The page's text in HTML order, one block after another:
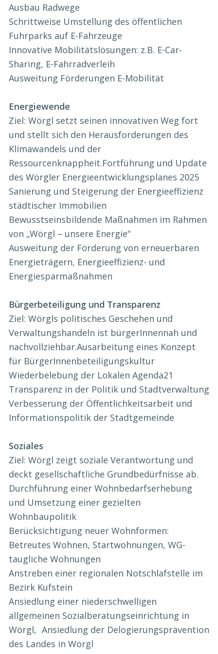
Ausbau Radwege
Schrittweise Umstellung des öffentlichen
Fuhrparks auf E-Fahrzeuge
Innovative Mobilitätslösungen: z.B. E-Car-
Sharing, E-Fahrradverleih
Ausweitung Förderungen E-Mobilität
Energiewende
Ziel: Wörgl setzt seinen innovativen Weg fort
und stellt sich den Herausforderungen des
Klimawandels und der
Ressourcenknappheit.Fortführung und Update
des Wörgler Energieentwicklungsplanes 2025
Sanierung und Steigerung der Energieeffizienz
städtischer Immobilien
Bewusstseinsbildende Maßnahmen im Rahmen
von „Wörgl – unsere Energie“
Ausweitung der Förderung von erneuerbaren
Energieträgern, Energieeffizienz- und
Energiesparmaßnahmen
Bürgerbeteiligung und Transparenz
Ziel: Wörgls politisches Geschehen und
Verwaltungshandeln ist bürgerInnennah und
nachvollziehbar.Ausarbeitung eines Konzept
für BürgerInnenbeteiligungskultur
Wiederbelebung der Lokalen Agenda21
Transparenz in der Politik und Stadtverwaltung
Verbesserung der Öffentlichkeitsarbeit und
Informationspolitik der Stadtgemeinde
Soziales
Ziel: Wörgl zeigt soziale Verantwortung und
deckt gesellschaftliche Grundbedürfnisse ab.
Durchführung einer Wohnbedarfserhebung
und Umsetzung einer gezielten
Wohnbaupolitik
Berücksichtigung neuer Wohnformen:
Betreutes Wohnen, Startwohnungen, WG-
taugliche Wohnungen
Anstreben einer regionalen Notschlafstelle im
Bezirk Kufstein
Ansiedlung einer niederschwelligen
allgemeinen Sozialberatungseinrichtung in
Wörgl, Ansiedlung der Delogierungsprävention
des Landes in Wörgl